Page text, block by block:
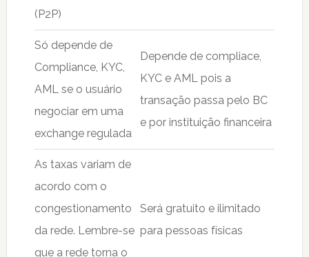
(P2P)
Só depende de
Compliance, KYC,
AML se o usuário
negociar em uma
exchange regulada
Depende de compliace,
KYC e AML pois a
transação passa pelo BC
e por instituição financeira
As taxas variam de
acordo com o
congestionamento
da rede. Lembre-se
que a rede torna o
Será gratuito e ilimitado
para pessoas físicas